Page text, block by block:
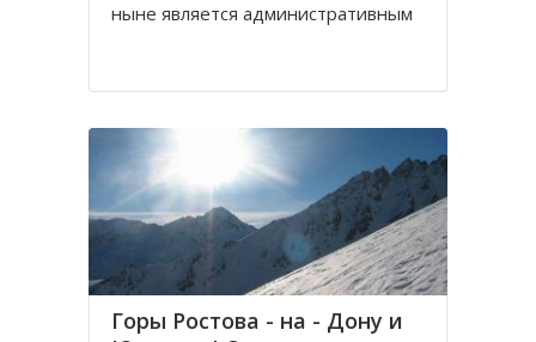
ныне является административным
Адыгея.
правобережных
Горы Ростова - на - Дону и